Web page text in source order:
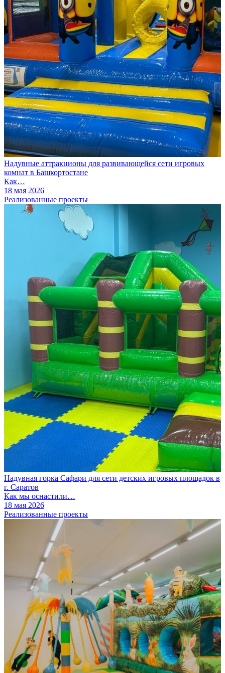
Надувные аттракционы для развивающейся сети игровых
комнат в Башкортостане
Как…
18 мая 2026
Реализованные проекты
Надувная горка Сафари для сети детских игровых площадок в
г. Саратов
Как мы оснастили…
18 мая 2026
Реализованные проекты